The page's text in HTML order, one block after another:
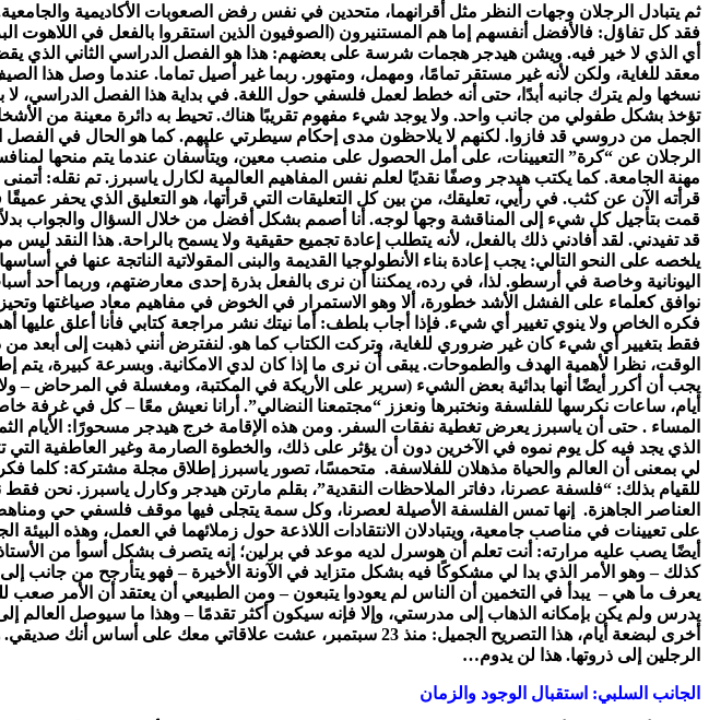
ثم يتبادل الرجلان وجهات النظر مثل أقرانهما، متحدين في نفس رفض الصعوبات الأكاديمية
فقد كل تفاؤل: فالأفضل أنفسهم إما هم المستنيرون (الصوفيون الذين استقروا بالفعل في اللاهوت
أي الذي لا خير فيه. ويشن هيدجر هجمات شرسة على بعضهم: هذا هو الفصل الدراسي الثاني الذي
معقد للغاية، ولكن لأنه غير مستقر تمامًا، ومهمل، ومتهور. ربما غير أصيل تماما. عندما وصل
نسخها ولم يترك جانبه أبدًا، حتى أنه خطط لعمل فلسفي حول اللغة. في بداية هذا الفصل الدراسي،
تؤخذ بشكل طفولي من جانب واحد. ولا يوجد شيء مفهوم تقريبًا هناك. تحيط به دائرة معينة من
الجمل من دروسي قد فازوا. لكنهم لا يلاحظون مدى إحكام سيطرتي عليهم. كما هو الحال في
الرجلان عن “كرة” التعيينات، على أمل الحصول على منصب معين، ويتأسفان عندما يتم منحها
مهنة الجامعة. كما يكتب هيدجر وصفًا نقديًا لعلم نفس المفاهيم العالمية لكارل ياسبرز. تم نقله:
قرأته الآن عن كثب. في رأيي، تعليقك، من بين كل التعليقات التي قرأتها، هو التعليق الذي يحفر
قمت بتأجيل كل شيء إلى المناقشة وجهاً لوجه. أنا أصمم بشكل أفضل من خلال السؤال والجواب
قد تفيدني. لقد أفادني ذلك بالفعل، لأنه يتطلب إعادة تجميع حقيقية ولا يسمح بالراحة. هذا
يلخصه على النحو التالي: يجب إعادة بناء الأنطولوجيا القديمة والبنى المقولاتية الناتجة عنها في
اليونانية وخاصة في أرسطو. لذا، في رده، يمكننا أن نرى بالفعل بذرة إحدى معارضتهم، وربما أحد
نوافق كعلماء على الفشل الأشد خطورة، ألا وهو الاستمرار في الخوض في مفاهيم معاد صياغتها
فكره الخاص ولا ينوي تغيير أي شيء. فإذا أجاب بلطف: أما نيتك نشر مراجعة كتابي فأنا أعلق
فقط بتغيير أي شيء كان غير ضروري للغاية، وتركت الكتاب كما هو. لنفترض أنني ذهبت إلى أبعد
الوقت، نظرا لأهمية الهدف والطموحات. يبقى أن نرى ما إذا كان لدي الامكانية. وبسرعة كبيرة،
يجب أن أكرر أيضًا أنها بدائية بعض الشيء (سرير على الأريكة في المكتبة، ومغسلة في المرحاض –
أيام، ساعات نكرسها للفلسفة ونختبرها ونعزز “مجتمعنا النضالي”. أرانا نعيش معًا – كل في
المساء . حتى أن ياسبرز يعرض تغطية نفقات السفر. ومن هذه الإقامة خرج هيدجر مسحورًا: الأيام
الذي يجد فيه كل يوم نموه في الآخرين دون أن يؤثر على ذلك، والخطوة الصارمة وغير العاطفية التي
لي بمعنى أن العالم والحياة مذهلان للفلاسفة. متحمسًا، تصور ياسبرز إطلاق مجلة مشتركة: كلما
للقيام بذلك: “فلسفة عصرنا، دفاتر الملاحظات النقدية”، بقلم مارتن هيدجر وكارل ياسبرز. نحن
العناصر الجاهزة. إنها تمس الفلسفة الأصيلة لعصرنا، وكل سمة يتجلى فيها موقف فلسفي حي
على تعيينات في مناصب جامعية، ويتبادلان الانتقادات اللاذعة حول زملائهما في العمل، وهذه
أيضًا يصب عليه مرارته: أنت تعلم أن هوسرل لديه موعد في برلين؛ إنه يتصرف بشكل أسوأ من
كذلك – وهو الأمر الذي بدا لي مشكوكًا فيه بشكل متزايد في الآونة الأخيرة – فهو يتأرجح من جانب
يعرف ما هي – يبدأ في التخمين أن الناس لم يعودوا يتبعون – ومن الطبيعي أن يعتقد أن الأمر صعب
أخرى لبضعة أيام، هذا التصريح الجميل: منذ 23 سبتمبر، عشت
الرجلين إلى ذروتها. هذا لن يدوم…
الجانب السلبي: استقبال الوجود والزمان